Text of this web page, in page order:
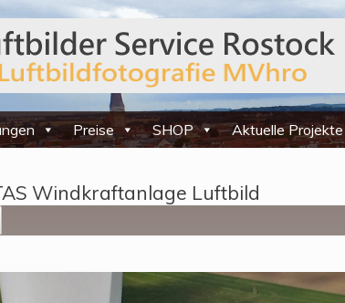
Preise SHOP Aktuelle Projekte
Windkraftanlage Luftbild